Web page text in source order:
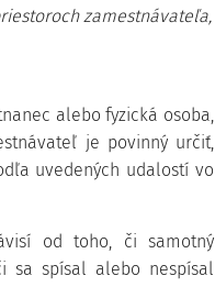
zamestnávateľa,
alebo fyzická osoba,
je povinný určiť,
uvedených udalostí vo
od toho, či samotný
sa spísal alebo nespísal